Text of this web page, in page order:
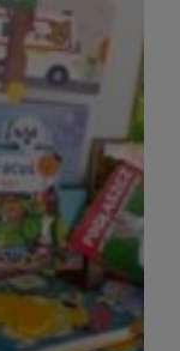
książki,
trafiły do
w
listę,
świeże
Każda
i
Zachęcamy
się
zakładce